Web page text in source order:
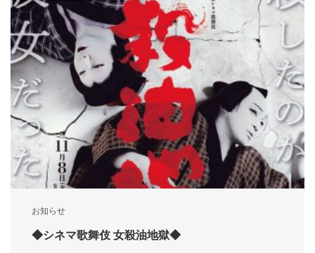
お知らせ
◆シネマ歌舞伎 女殺油地獄◆